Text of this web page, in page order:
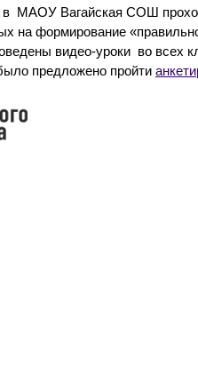
в МАОУ Вагайская СОШ
на формирование
видео-уроки во всех
предложено пройти